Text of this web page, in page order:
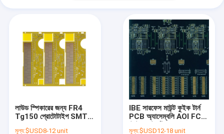
লাউড স্পিকারের জন্য FR4
Tg150 প্রোটোটাইপ SMT
মূল্য:$USD8-12 unit
IBE সারফেস মাউন্ট কুইক টার্ন
PCB অ্যাসেম্বলি AOI FCT
মূল্য:$USD12-18 unit